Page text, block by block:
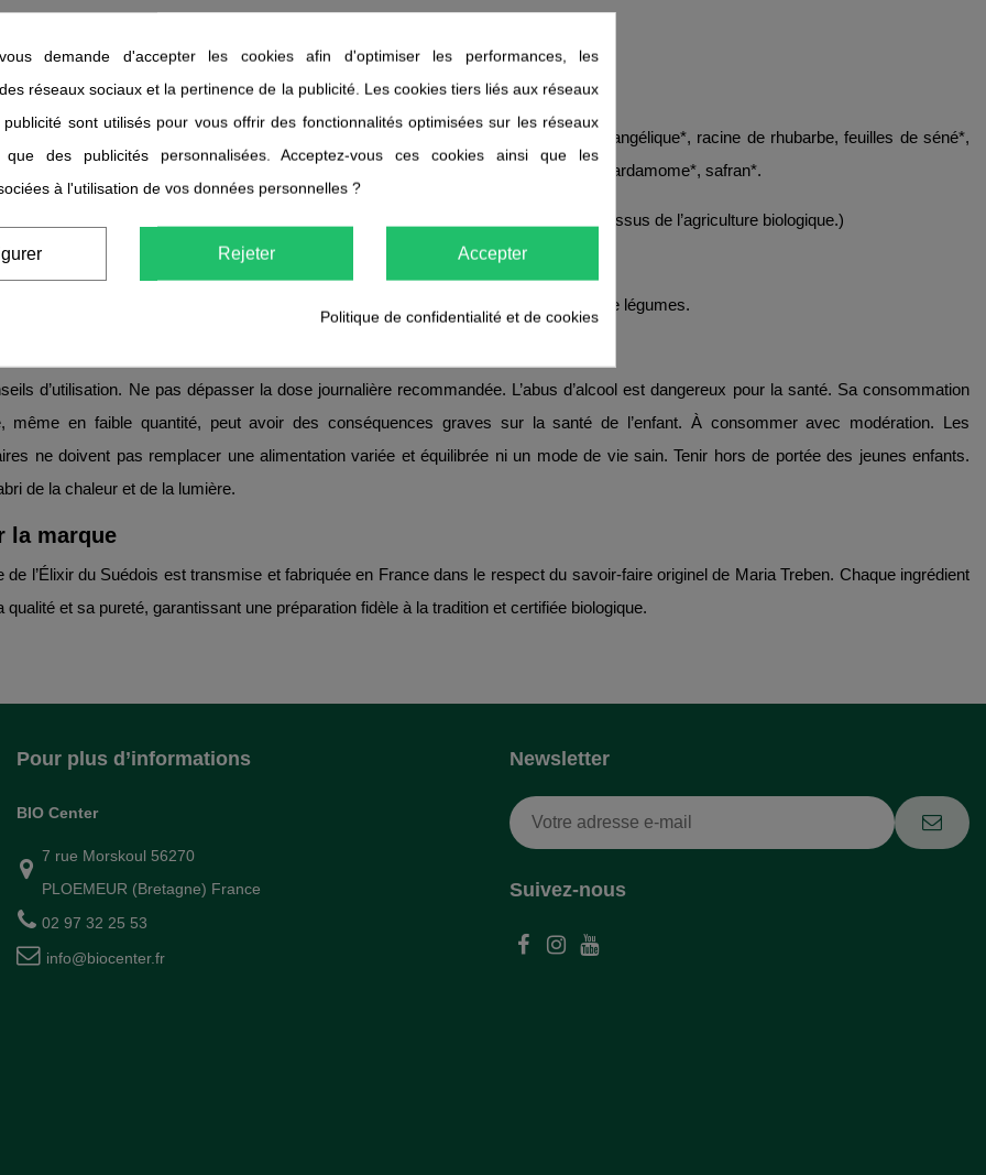
– Recette Maria Treben
ciblée
issus de l’agriculture biologique, extraits de feuilles de plantain, manne, racine d’angélique*, racine de rhubarbe, feuilles de séné*,
racine de carline, camphre naturel, racines de valériane*, cannelle de Ceylan*, cardamome*, safran*.
biologique – 100 % du total est d’origine naturelle. 94 % des ingrédients sont issus de l’agriculture biologique.)
2 fois par jour, pur ou dilué dans un verre d’eau, une infusion, un jus de fruits ou de légumes.
d’utilisation. Ne pas dépasser la dose journalière recommandée. L’abus d’alcool est dangereux pour la santé. Sa consommation
même en faible quantité, peut avoir des conséquences graves sur la santé de l’enfant. À consommer avec modération. Les
ne doivent pas remplacer une alimentation variée et équilibrée ni un mode de vie sain. Tenir hors de portée des jeunes enfants.
de la chaleur et de la lumière.
marque
de l’Élixir du Suédois est transmise et fabriquée en France dans le respect du savoir-faire originel de Maria Treben. Chaque ingrédient
et sa pureté, garantissant une préparation fidèle à la tradition et certifiée biologique.
Pour plus d’informations
BIO Center
7 rue Morskoul 56270
PLOEMEUR (Bretagne) France
02 97 32 25 53
info@biocenter.fr
Suivez-nous
Newsletter
demande d'accepter les cookies afin d'optimiser les performances, les
réseaux sociaux et la pertinence de la publicité. Les cookies tiers liés aux réseaux
sont utilisés pour vous offrir des fonctionnalités optimisées sur les réseaux
que des publicités personnalisées. Acceptez-vous ces cookies ainsi que les
à l'utilisation de vos données personnelles ?
Rejeter Accepter
Politique de confidentialité et de cookies